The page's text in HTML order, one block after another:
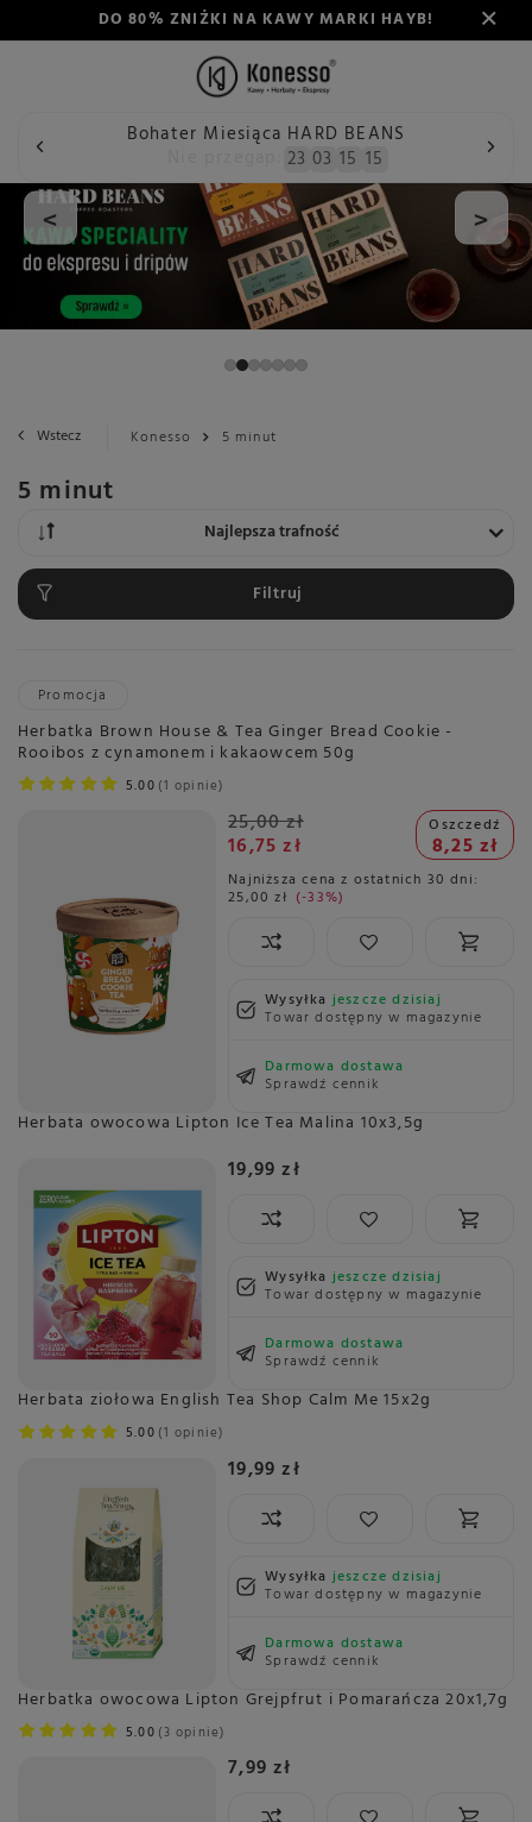
DO 80% ZNIŻKI NA KAWY MARKI HAYB!
Bohater Miesiąca HARD BEANS
23 03 15 14
< >
Wstecz Konesso 5 minut
5 minut
Zmień sortowanie
Najlepsza trafność
Filtruj
Promocja
Herbatka Brown House & Tea Ginger Bread Cookie -
Rooibos z cynamonem i kakaowcem 50g
5.00 1 opinie
25,00 zł
16,75 zł
Oszczedź
8,25 zł
Najniższa cena z ostatnich 30 dni:
25,00 zł -33%
Wysyłkajeszcze dzisiaj
Towar dostępny w magazynie
Darmowa dostawa
Sprawdź cennik
Herbata owocowa Lipton Ice Tea Malina 10x3,5g
19,99 zł
Wysyłkajeszcze dzisiaj
Towar dostępny w magazynie
Darmowa dostawa
Sprawdź cennik
Herbata ziołowa English Tea Shop Calm Me 15x2g
5.00 1 opinie
19,99 zł
Wysyłkajeszcze dzisiaj
Towar dostępny w magazynie
Darmowa dostawa
Sprawdź cennik
Herbatka owocowa Lipton Grejpfrut i Pomarańcza 20x1,7g
5.00 3 opinie
7,99 zł